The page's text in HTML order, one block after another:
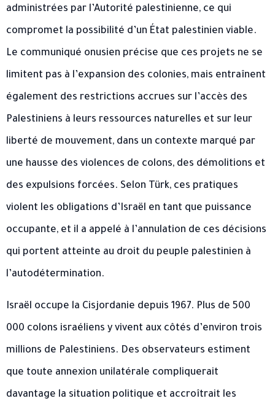
administrées par l’Autorité palestinienne, ce qui
compromet la possibilité d’un État palestinien viable.
Le communiqué onusien précise que ces projets ne se
limitent pas à l’expansion des colonies, mais entraînent
également des restrictions accrues sur l’accès des
Palestiniens à leurs ressources naturelles et sur leur
liberté de mouvement, dans un contexte marqué par
une hausse des violences de colons, des démolitions et
des expulsions forcées. Selon Türk, ces pratiques
violent les obligations d’Israël en tant que puissance
occupante, et il a appelé à l’annulation de ces décisions
qui portent atteinte au droit du peuple palestinien à
l’autodétermination.
Israël occupe la Cisjordanie depuis 1967. Plus de 500
000 colons israéliens y vivent aux côtés d’environ trois
millions de Palestiniens. Des observateurs estiment
que toute annexion unilatérale compliquerait
davantage la situation politique et accroîtrait les